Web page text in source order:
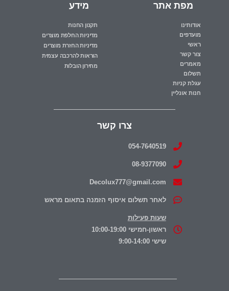
צרו קשר
054-7640519
08-9377090
Decolux777@gmail.com
לאחר תשלום איסוף הזמנה בתאום מראש
שעות פעילות
ראשון-חמישי 10:00-19:00
שישי 9:00-14:00
מידע
תקנון החנות
מדיניות החלפת מוצרים
מדיניות החזרת מוצרים
הוראות להרכבה עצמית
מחירון הובלות
מפת אתר
אודותינו
מועדפים
ראשי
צור קשר
מאמרים
תשלום
עגלת קניות
חנות אונליין